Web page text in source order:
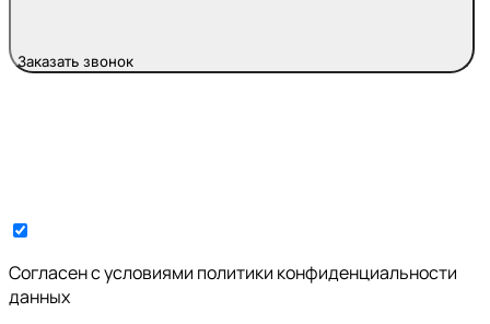
Заказать звонок
Cогласен с условиями политики конфиденциальности
данных